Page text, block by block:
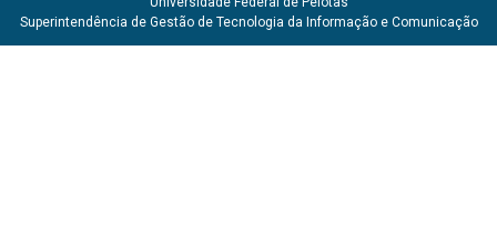
Superintendência de Gestão de Tecnologia da Informação e Comunicação